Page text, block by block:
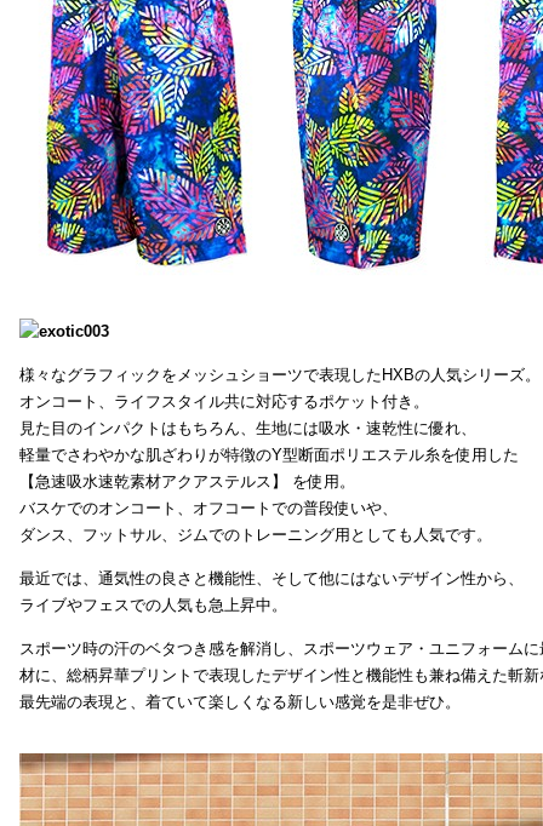
様々なグラフィックをメッシュショーツで表現したHXBの人気シリーズ。
オンコート、ライフスタイル共に対応するポケット付き。
見た目のインパクトはもちろん、生地には吸水・速乾性に優れ、
軽量でさわやかな肌ざわりが特徴のY型断面ポリエステル糸を使用した
【急速吸水速乾素材アクアステルス】 を使用。
バスケでのオンコート、オフコートでの普段使いや、
ダンス、フットサル、ジムでのトレーニング用としても人気です。
最近では、通気性の良さと機能性、そして他にはないデザイン性から、
ライブやフェスでの人気も急上昇中。
スポーツ時の汗のベタつき感を解消し、スポーツウェア・ユニフォーム
材に、総柄昇華プリントで表現したデザイン性と機能性も兼ね備えた斬
最先端の表現と、着ていて楽しくなる新しい感覚を是非ぜひ。